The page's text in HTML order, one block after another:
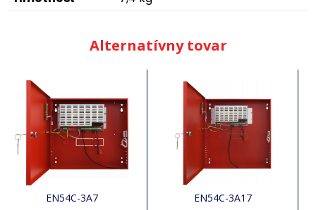
Alternatívny tovar
EN54C-3A7 EN54C-3A17